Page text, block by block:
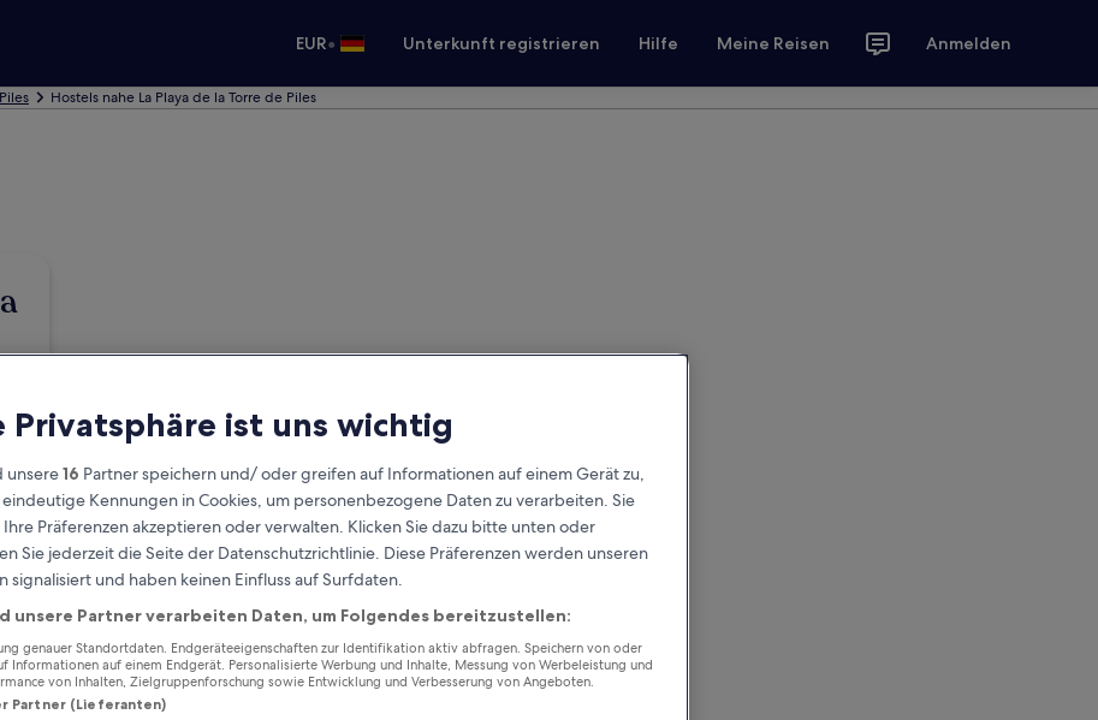
EUR• Unterkunft registrieren Hilfe Meine Reisen Anmelden
Hostels nahe La Playa de la Torre de Piles
Privatsphäre ist uns wichtig
unsere16 Partner speichern und/ oder greifen auf Informationen auf einem Gerät zu,
eindeutige Kennungen in Cookies, um personenbezogene Daten zu verarbeiten. Sie
Ihre Präferenzen akzeptieren oder verwalten. Klicken Sie dazu bitte unten oder
Sie jederzeit die Seite der Datenschutzrichtlinie. Diese Präferenzen werden unseren
signalisiert und haben keinen Einfluss auf Surfdaten.
unsere Partner verarbeiten Daten, um Folgendes bereitzustellen:
genauer Standortdaten. Endgeräteeigenschaften zur Identifikation aktiv abfragen. Speichern von oder
Informationen auf einem Endgerät. Personalisierte Werbung und Inhalte, Messung von Werbeleistung und
von Inhalten, Zielgruppenforschung sowie Entwicklung und Verbesserung von Angeboten.
Partner (Lieferanten)